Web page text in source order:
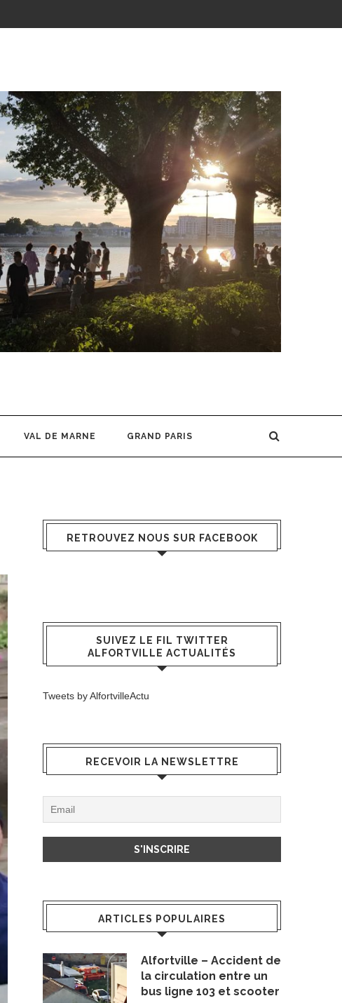
VAL DE MARNE GRAND PARIS
RETROUVEZ NOUS SUR FACEBOOK
SUIVEZ LE FIL TWITTER
ALFORTVILLE ACTUALITÉS
Tweets by AlfortvilleActu
RECEVOIR LA NEWSLETTRE
ARTICLES POPULAIRES
Alfortville – Accident de
la circulation entre un
bus ligne 103 et scooter